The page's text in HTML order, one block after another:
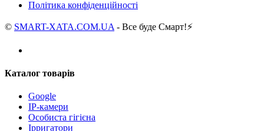
Політика конфіденційності
© SMART-XATA.COM.UA - Все буде Смарт!⚡️
Каталог товарів
Google
IP-камери
Особиста гігієна
Ірригатори